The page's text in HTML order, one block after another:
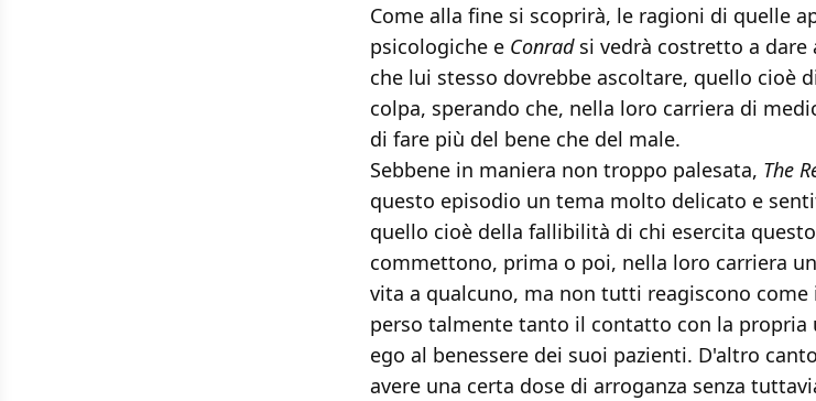
Come alla fine si scoprirà, le ragioni di quelle
psicologiche e Conradsi vedrà costretto a dare
che lui stesso dovrebbe ascoltare, quello cioè
colpa, sperando che, nella loro carriera di
di fare più del bene che del male.
Sebbene in maniera non troppo palesata, The
questo episodio un tema molto delicato e
quello cioè della fallibilità di chi esercita
commettono, prima o poi, nella loro carriera
vita a qualcuno, ma non tutti reagiscono come
perso talmente tanto il contatto con la
ego al benessere dei suoi pazienti. D'altro
avere una certa dose di arroganza senza